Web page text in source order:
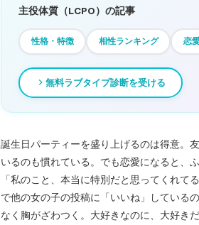
主役体質（LCPO）の記事
性格・特徴 相性ランキング 恋
無料ラブタイプ診断を受ける
誕生日パーティーを盛り上げるのは得意。
いるのも慣れている。でも恋愛になると、ふ
「私のこと、本当に特別だと思ってくれて
で他の女の子の投稿に「いいね」している
なく胸がざわつく。大好きなのに、大好きだ